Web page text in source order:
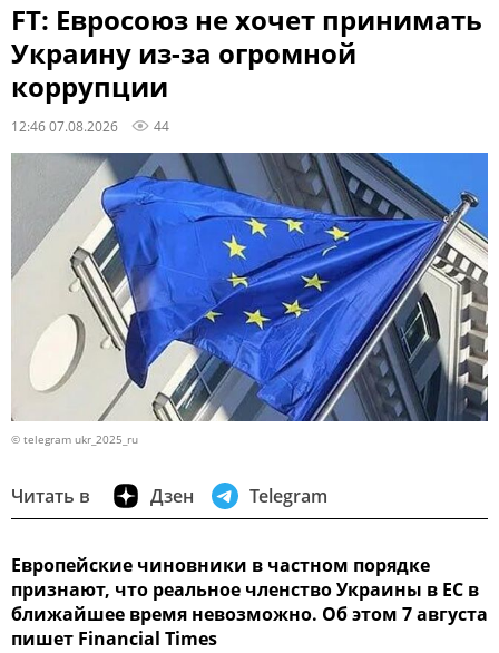
FT: Евросоюз не хочет принимать
Украину из-за огромной
коррупции
12:46 07.08.2026 44
© telegram ukr_2025_ru
Читать в Дзен Telegram
Европейские чиновники в частном порядке
признают, что реальное членство Украины в ЕС в
ближайшее время невозможно. Об этом 7 августа
пишет Financial Times